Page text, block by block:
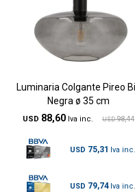
Luminaria Colgante Pireo
Negra ø 35 cm
USD 88,60 USD 98,44
USD 75,31
USD 79,74